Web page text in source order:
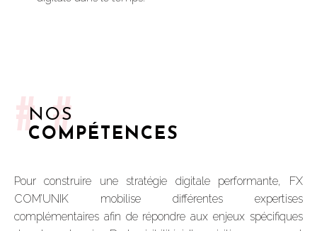
##
NOS
COMPÉTENCES
Pour construire une stratégie digitale performante, FX
COM’UNIK mobilise différentes expertises
complémentaires afin de répondre aux enjeux spécifiques